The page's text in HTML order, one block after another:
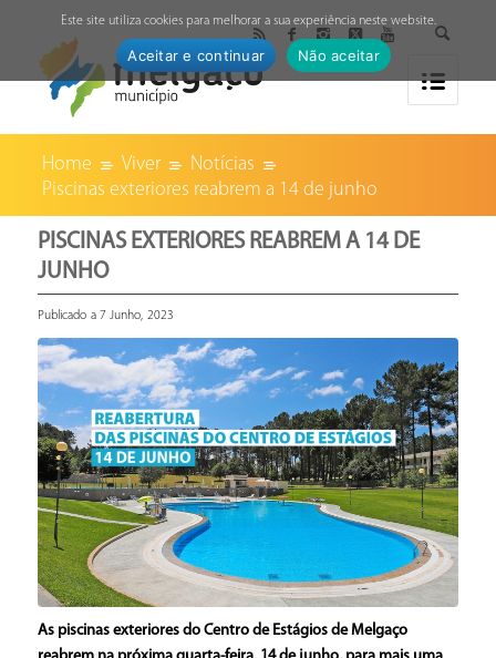
Home Viver
Notícias
Piscinas exteriores reabrem a 14 de junho
PISCINAS EXTERIORES REABREM A 14 DE
JUNHO
Publicado a 7 Junho, 2023
As piscinas exteriores do Centro de Estágios de Melgaço
Este site utiliza cookies para melhorar a sua experiência neste website.
Aceitar e continuar Não aceitar